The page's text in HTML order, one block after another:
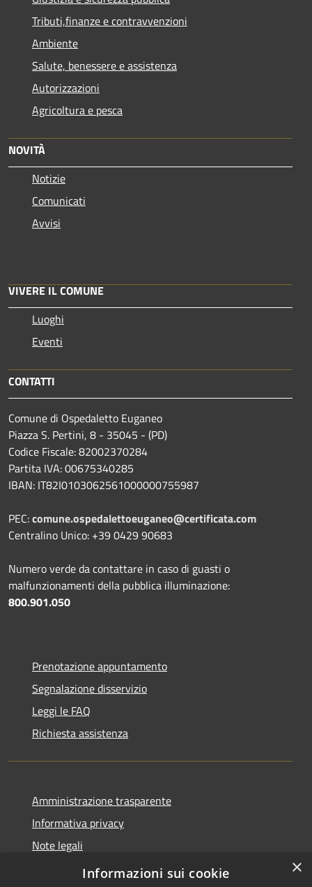
Tributi,finanze e contravvenzioni
Ambiente
Salute, benessere e assistenza
Autorizzazioni
Agricoltura e pesca
NOVITÀ
Notizie
Comunicati
Avvisi
VIVERE IL COMUNE
Luoghi
Eventi
CONTATTI
Comune di Ospedaletto Euganeo
Piazza S. Pertini, 8 - 35045 - (PD)
Codice Fiscale: 82002370284
Partita IVA: 00675340285
IBAN: IT82I0103062561000000755987
PEC:comune.ospedalettoeuganeo@certificata.com
Centralino Unico: +39 0429 90683
Numero verde da contattare in caso di guasti o
malfunzionamenti della pubblica illuminazione:
800.901.050
Prenotazione appuntamento
Segnalazione disservizio
Leggi le FAQ
Richiesta assistenza
Amministrazione trasparente
Informativa privacy
Note legali
Dichiarazione di accessibilità
×
Informazioni sui cookie